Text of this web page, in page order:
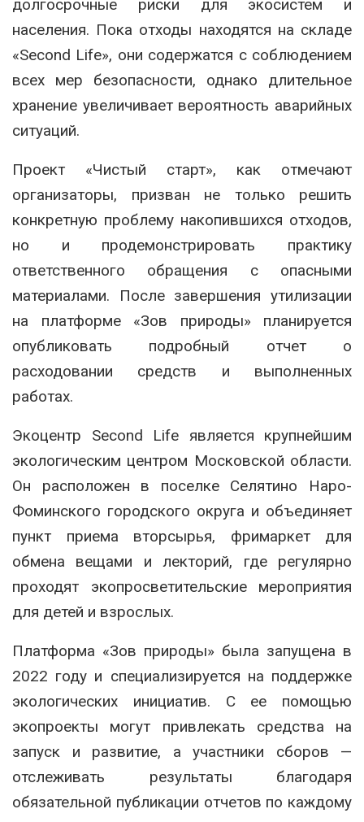
долгосрочные риски для экосистем и
населения. Пока отходы находятся на складе
«Second Life», они содержатся с соблюдением
всех мер безопасности, однако длительное
хранение увеличивает вероятность аварийных
ситуаций.
Проект «Чистый старт», как отмечают
организаторы, призван не только решить
конкретную проблему накопившихся отходов,
но и продемонстрировать практику
ответственного обращения с опасными
материалами. После завершения утилизации
на платформе «Зов природы» планируется
опубликовать подробный отчет о
расходовании средств и выполненных
работах.
Экоцентр Second Life является крупнейшим
экологическим центром Московской области.
Он расположен в поселке Селятино Наро-
Фоминского городского округа и объединяет
пункт приема вторсырья, фримаркет для
обмена вещами и лекторий, где регулярно
проходят экопросветительские мероприятия
для детей и взрослых.
Платформа «Зов природы» была запущена в
2022 году и специализируется на поддержке
экологических инициатив. С ее помощью
экопроекты могут привлекать средства на
запуск и развитие, а участники сборов —
отслеживать результаты благодаря
обязательной публикации отчетов по каждому